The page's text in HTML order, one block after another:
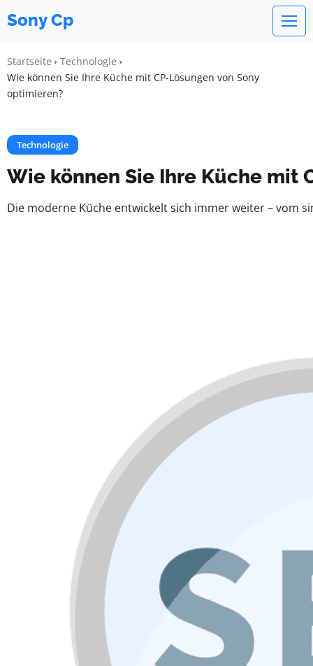
Sony Cp
Startseite
Technologie
Wie können Sie Ihre Küche mit CP-Lösungen von Sony
optimieren?
Technologie
Wie können Sie Ihre Küche mit
Die moderne Küche entwickelt sich immer weiter – vom